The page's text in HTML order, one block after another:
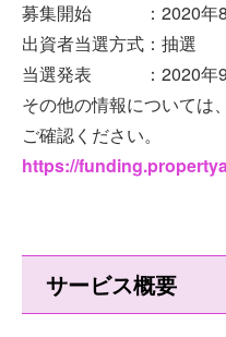
募集開始 ：2020年8
出資者当選方式：抽選
当選発表 ：2020年9
その他の情報については
ご確認ください。
https://
サービス概要